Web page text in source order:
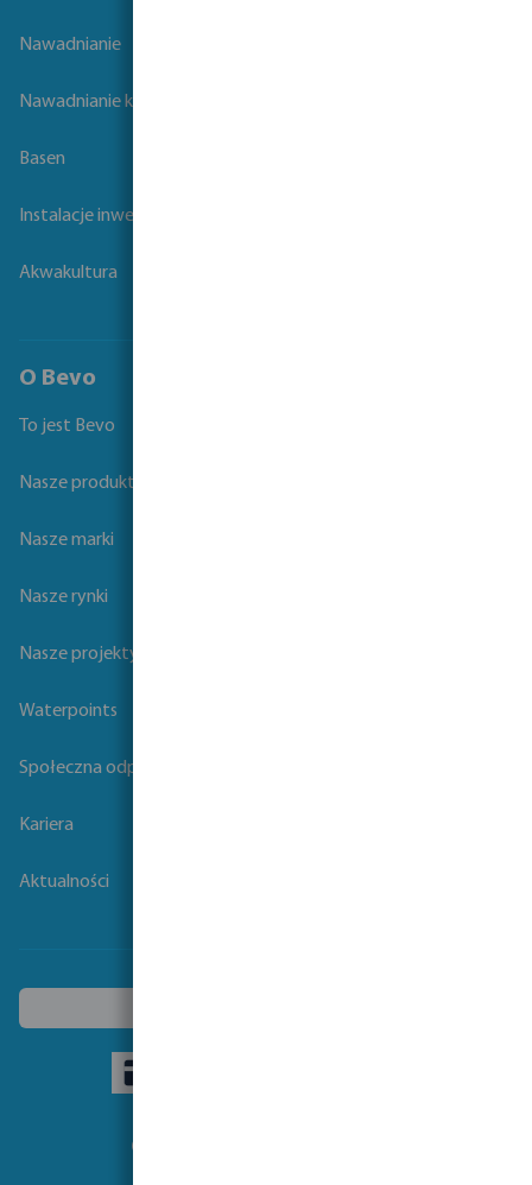
Nawadnianie
Nawadnianie krajobrazu
Basen
Instalacje inwentarskie
Akwakultura
O Bevo
To jest Bevo
Nasze produkty
Nasze marki
Nasze rynki
Nasze projekty
Waterpoints
Społeczna odpowiedzialność biznesu
Kariera
Aktualności
Obseruj nas: